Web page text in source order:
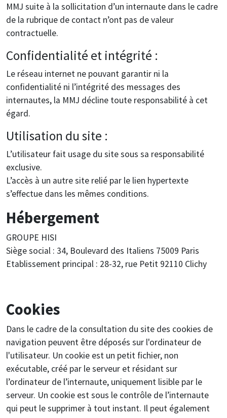
MMJ suite à la sollicitation d’un internaute dans le cadre
de la rubrique de contact n’ont pas de valeur
contractuelle.
Confidentialité et intégrité :
Le réseau internet ne pouvant garantir ni la
confidentialité ni l’intégrité des messages des
internautes, la MMJ décline toute responsabilité à cet
égard.
Utilisation du site :
L’utilisateur fait usage du site sous sa responsabilité
exclusive.
L’accès à un autre site relié par le lien hypertexte
s’effectue dans les mêmes conditions.
Hébergement
GROUPE HISI
Siège social : 34, Boulevard des Italiens 75009 Paris
Etablissement principal : 28-32, rue Petit 92110 Clichy
Cookies
Dans le cadre de la consultation du site des cookies de
navigation peuvent être déposés sur l'ordinateur de
l'utilisateur. Un cookie est un petit fichier, non
exécutable, créé par le serveur et résidant sur
l’ordinateur de l’internaute, uniquement lisible par le
serveur. Un cookie est sous le contrôle de l’internaute
qui peut le supprimer à tout instant. Il peut également